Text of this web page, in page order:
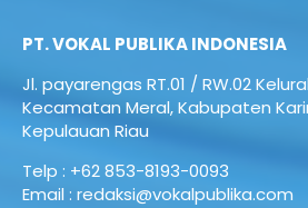
PT. VOKAL PUBLIKA INDONESIA
Jl. payarengas RT.01 / RW.02
Kecamatan Meral,Kabupaten
Kepulauan Riau
Telp : +62 853-8193-0093
Email : redaksi@vokalpublika.com